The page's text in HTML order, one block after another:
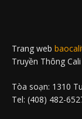
Trang web
Truyền Thông
Tòa soạn: 1310
Tel: (408) 482-